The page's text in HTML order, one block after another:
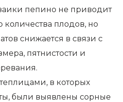
пепино не приводит
плодов, но
снижается в связи с
пятнистости и
в которых
были выявлены сорные